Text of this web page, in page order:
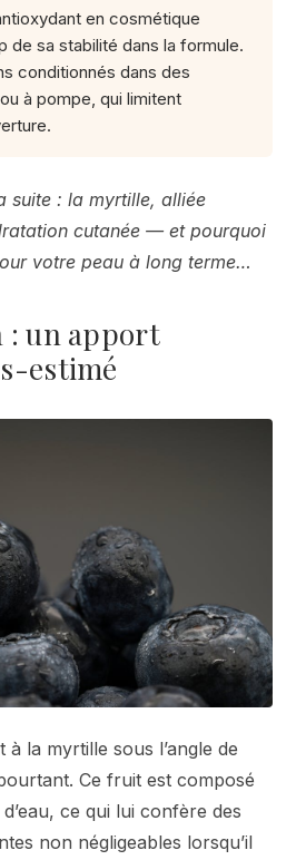
en cosmétique
de sa stabilité dans la formule.
conditionnés dans des
à pompe, qui limitent
suite : la myrtille, alliée
cutanée — et pourquoi
votre peau à long terme…
: un apport
estimé
la myrtille sous l’angle de
Ce fruit est composé
ce qui lui confère des
non négligeables lorsqu’il